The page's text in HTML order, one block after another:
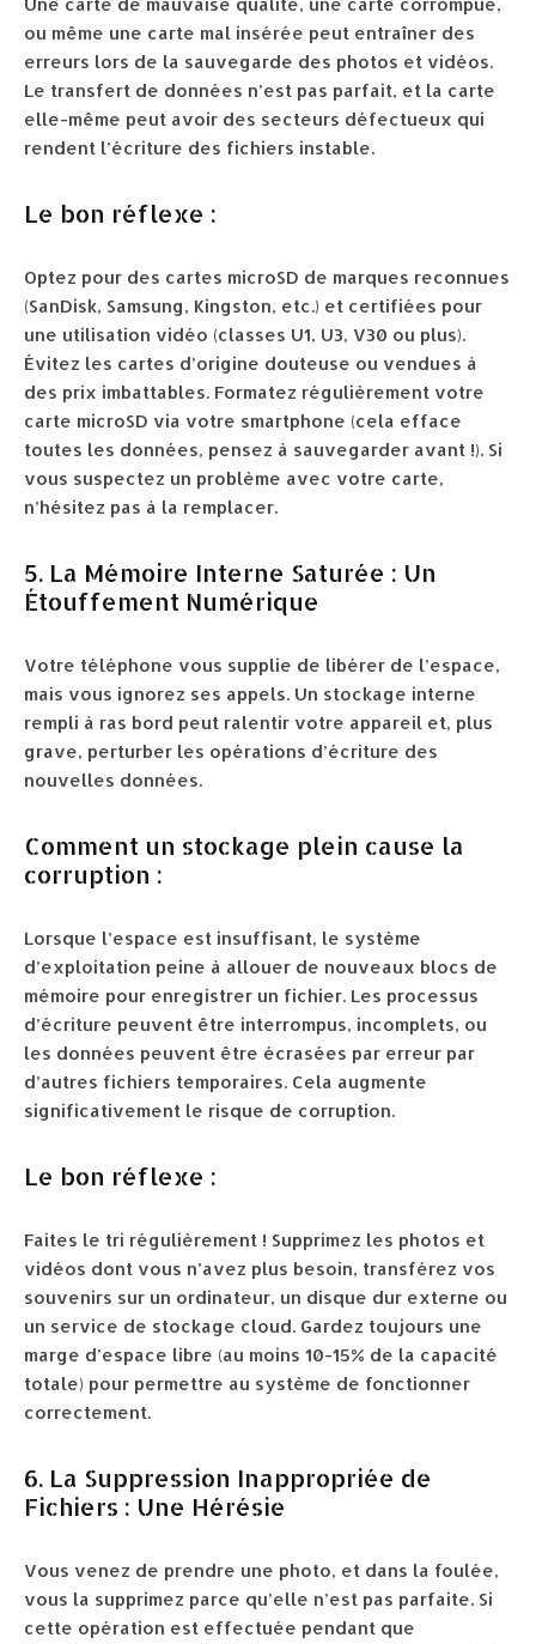
ou même une carte mal insérée peut entraîner des
erreurs lors de la sauvegarde des photos et vidéos.
Le transfert de données n’est pas parfait, et la carte
elle-même peut avoir des secteurs défectueux qui
rendent l’écriture des fichiers instable.
Le bon réflexe :
Optez pour des cartes microSD de marques reconnues
(SanDisk, Samsung, Kingston, etc.) et certifiées pour
une utilisation vidéo (classes U1, U3, V30 ou plus).
Évitez les cartes d’origine douteuse ou vendues à
des prix imbattables. Formatez régulièrement votre
carte microSD via votre smartphone (cela efface
toutes les données, pensez à sauvegarder avant !). Si
vous suspectez un problème avec votre carte,
n’hésitez pas à la remplacer.
5. La Mémoire Interne Saturée : Un
Étouffement Numérique
Votre téléphone vous supplie de libérer de l’espace,
mais vous ignorez ses appels. Un stockage interne
rempli à ras bord peut ralentir votre appareil et, plus
grave, perturber les opérations d’écriture des
nouvelles données.
Comment un stockage plein cause la
corruption :
Lorsque l’espace est insuffisant, le système
d’exploitation peine à allouer de nouveaux blocs de
mémoire pour enregistrer un fichier. Les processus
d’écriture peuvent être interrompus, incomplets, ou
les données peuvent être écrasées par erreur par
d’autres fichiers temporaires. Cela augmente
significativement le risque de corruption.
Le bon réflexe :
Faites le tri régulièrement ! Supprimez les photos et
vidéos dont vous n’avez plus besoin, transférez vos
souvenirs sur un ordinateur, un disque dur externe ou
un service de stockage cloud. Gardez toujours une
marge d’espace libre (au moins 10-15% de la capacité
totale) pour permettre au système de fonctionner
correctement.
6. La Suppression Inappropriée de
Fichiers : Une Hérésie
Vous venez de prendre une photo, et dans la foulée,
vous la supprimez parce qu’elle n’est pas parfaite. Si
cette opération est effectuée pendant que